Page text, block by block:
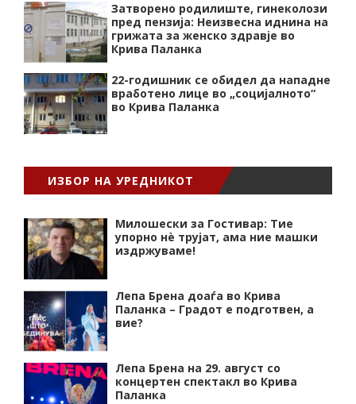
Затворено родилиште, гинеколози
пред пензија: Неизвесна иднина на
грижата за женско здравје во
Крива Паланка
22-годишник се обидел да нападне
вработено лице во „социјалното“
во Крива Паланка
ИЗБОР НА УРЕДНИКОТ
Милошески за Гостивар: Тие
упорно нѐ трујат, ама ние машки
издржуваме!
Лепа Брена доаѓа во Крива
Паланка – Градот е подготвен, а
вие?
Лепа Брена на 29. август со
концертен спектакл во Крива
Паланка